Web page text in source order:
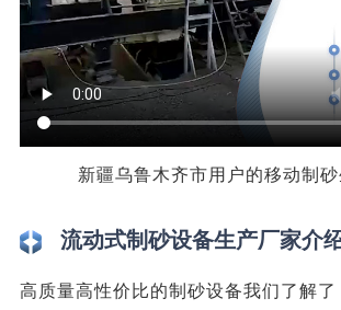
新疆乌鲁木齐市用户的移动制
流动式制砂设备生产厂家介
高质量高性价比的制砂设备我们了解了